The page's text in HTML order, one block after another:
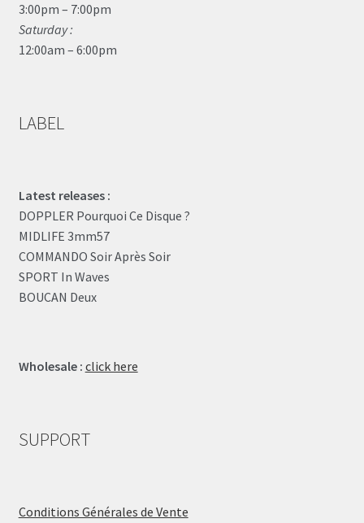
3:00pm – 7:00pm
Saturday :
12:00am – 6:00pm
LABEL
Latest releases :
DOPPLER Pourquoi Ce Disque ?
MIDLIFE 3mm57
COMMANDO Soir Après Soir
SPORT In Waves
BOUCAN Deux
Wholesale : click here
SUPPORT
Conditions Générales de Vente